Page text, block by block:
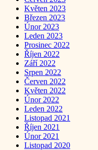
Květen 2023
Březen 2023
Únor 2023
Leden 2023
Prosinec 2022
Říjen 2022
Září 2022
Srpen 2022
Červen 2022
Květen 2022
Únor 2022
Leden 2022
Listopad 2021
Říjen 2021
Únor 2021
Listopad 2020